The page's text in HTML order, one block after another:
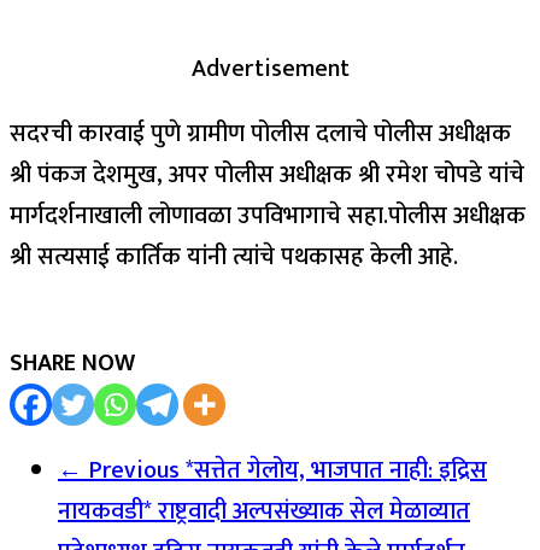
Advertisement
सदरची कारवाई पुणे ग्रामीण पोलीस दलाचे पोलीस अधीक्षक
श्री पंकज देशमुख, अपर पोलीस अधीक्षक श्री रमेश चोपडे यांचे
मार्गदर्शनाखाली लोणावळा उपविभागाचे सहा.पोलीस अधीक्षक
श्री सत्यसाई कार्तिक यांनी त्यांचे पथकासह केली आहे.
SHARE NOW
← Previous*सत्तेत गेलोय, भाजपात नाही: इद्रिस
नायकवडी* राष्ट्रवादी अल्पसंख्याक सेल मेळाव्यात